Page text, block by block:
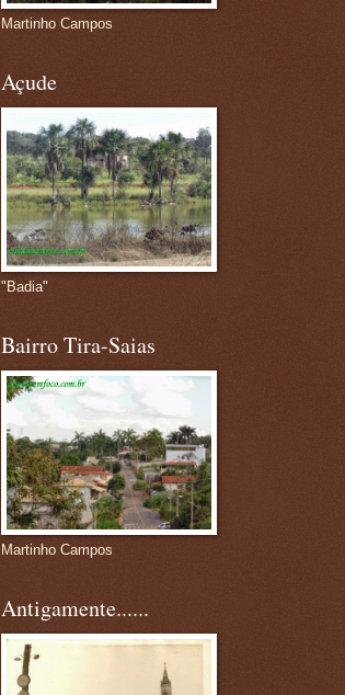
Martinho Campos
Açude
"Badia"
Bairro Tira-Saias
Martinho Campos
Antigamente......